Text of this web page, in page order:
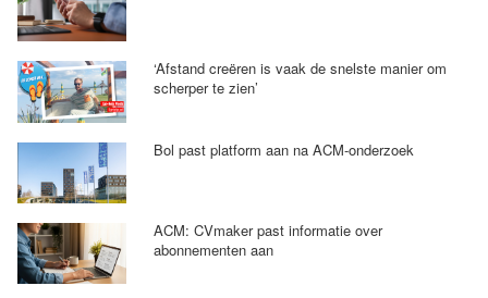
‘Afstand creëren is vaak de snelste manier om
scherper te zien’
Bol past platform aan na ACM-onderzoek
ACM: CVmaker past informatie over
abonnementen aan